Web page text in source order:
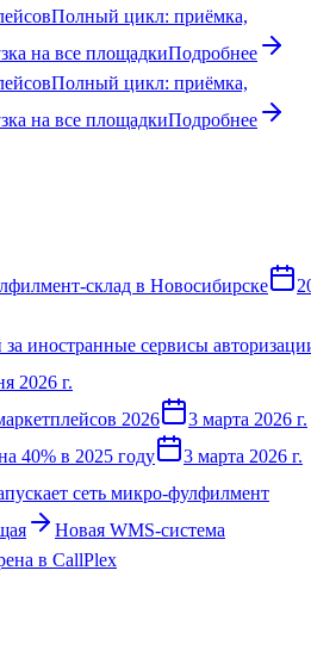
Полный цикл: приёмка,
на все площадкиПодробнее
Полный цикл: приёмка,
на все площадкиПодробнее
склад в Новосибирске
иностранные сервисы
2026 г.
2026
3 марта 2026 г.
40% в 2025 году
3 марта 2026 г.
сеть микро-фулфилмент
Новая WMS-система
в CallPlex